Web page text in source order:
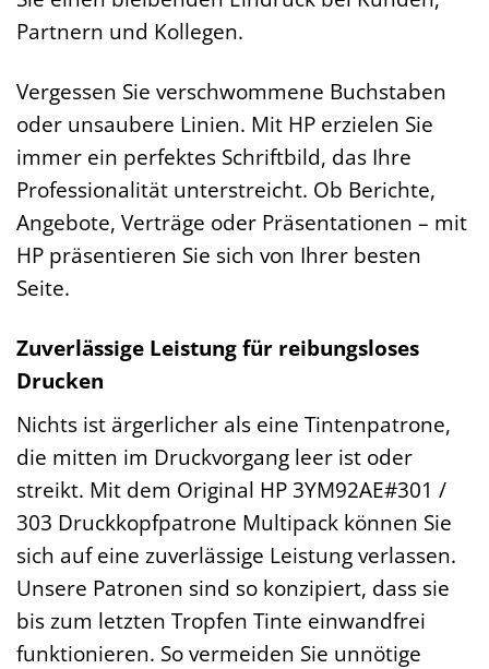
Partnern und Kollegen.
Vergessen Sie verschwommene Buchstaben
oder unsaubere Linien. Mit HP erzielen Sie
immer ein perfektes Schriftbild, das Ihre
Professionalität unterstreicht. Ob Berichte,
Angebote, Verträge oder Präsentationen – mit
HP präsentieren Sie sich von Ihrer besten
Seite.
Zuverlässige Leistung für reibungsloses
Drucken
Nichts ist ärgerlicher als eine Tintenpatrone,
die mitten im Druckvorgang leer ist oder
streikt. Mit dem Original HP 3YM92AE#301 /
303 Druckkopfpatrone Multipack können Sie
sich auf eine zuverlässige Leistung verlassen.
Unsere Patronen sind so konzipiert, dass sie
bis zum letzten Tropfen Tinte einwandfrei
funktionieren. So vermeiden Sie unnötige